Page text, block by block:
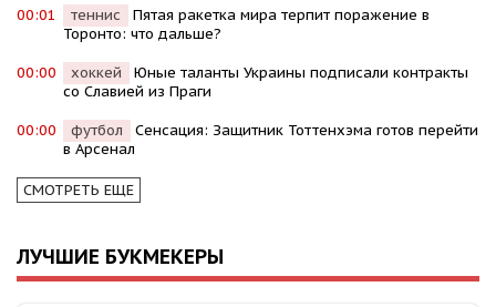
00:01 теннис
Пятая ракетка мира терпит поражение в
Торонто: что дальше?
00:00 хоккей
Юные таланты Украины подписали контракты
со Славией из Праги
00:00 футбол
Сенсация: Защитник Тоттенхэма готов перейти
в Арсенал
СМОТРЕТЬ ЕЩЕ
ЛУЧШИЕ БУКМЕКЕРЫ